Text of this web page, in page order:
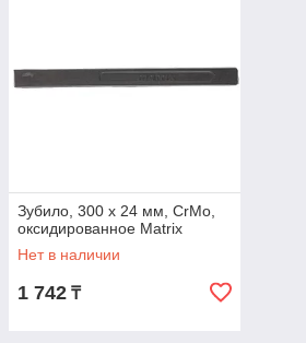
Зубило, 300 х 24 мм, CrMo,
оксидированное Matrix
Нет в наличии
1 742 ₸